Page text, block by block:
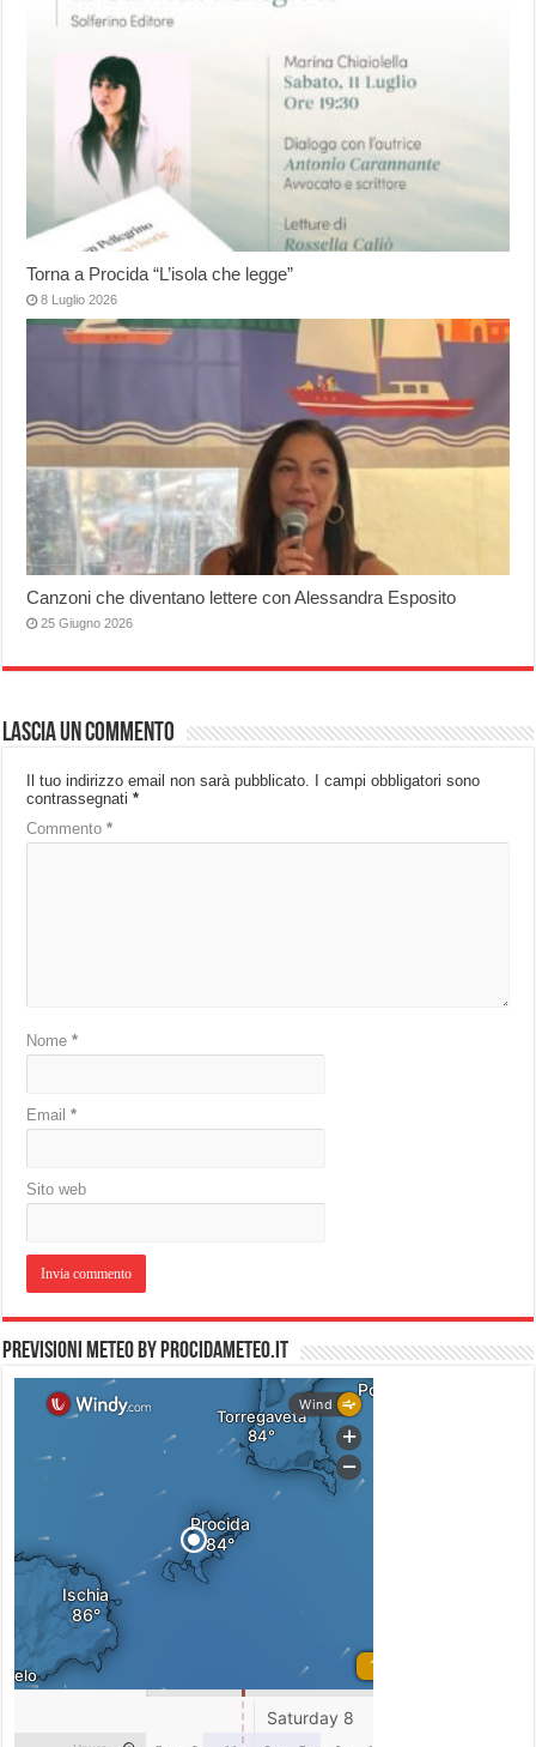
Torna a Procida “L’isola che legge”
8 Luglio 2026
Canzoni che diventano lettere con Alessandra Esposito
25 Giugno 2026
Lascia un commento
Il tuo indirizzo email non sarà pubblicato.
I campi obbligatori sono
contrassegnati*
Commento*
Nome*
Email*
Sito web
PREVISIONI METEO by PROCIDAMETEO.IT